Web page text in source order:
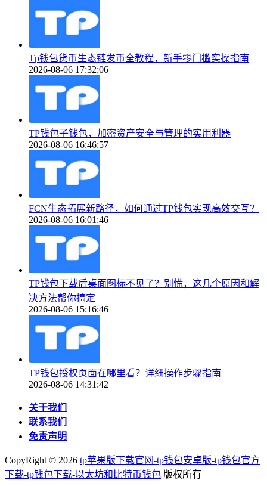
Tp钱包货币生态链发币全教程，新手零门槛实操指南
2026-08-06 17:32:06
TP钱包子钱包，加密资产安全与管理的实用利器
2026-08-06 16:46:57
FCN生态拓展新路径，如何通过TP钱包实现高效交互？
2026-08-06 16:01:46
TP钱包下载后桌面图标不见了？别慌，这几个原因和解
决方法帮你搞定
2026-08-06 15:16:46
TP钱包授权页面在哪里看？详细操作步骤指南
2026-08-06 14:31:42
关于我们
联系我们
免责声明
CopyRight © 2026 tp苹果版下载官网-tp钱包安卓版-tp钱包官方
下载-tp钱包下载-以太坊和比特币钱包 版权所有